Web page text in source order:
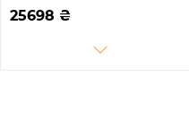
Однофазний (SV6048AD)
25698 ₴